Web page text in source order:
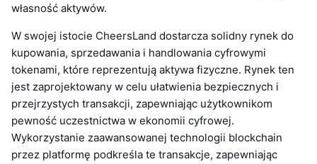
własność aktywów.
W swojej istocie CheersLand dostarcza solidny rynek do
kupowania, sprzedawania i handlowania cyfrowymi
tokenami, które reprezentują aktywa fizyczne. Rynek ten
jest zaprojektowany w celu ułatwienia bezpiecznych i
przejrzystych transakcji, zapewniając użytkownikom
pewność uczestnictwa w ekonomii cyfrowej.
Wykorzystanie zaawansowanej technologii blockchain
przez platformę podkreśla te transakcje, zapewniając